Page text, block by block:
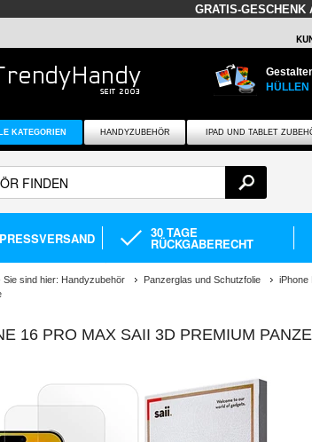
GRATIS-GESCHENK
KATEGORIEN HANDYZUBEHÖR IPAD UND TABLET
30 TAGE
RÜCKGABERECHT
Sie sind hier: Handyzubehör Panzerglas und Schutzfolie iPhone
16 PRO MAX SAII 3D PREMIUM